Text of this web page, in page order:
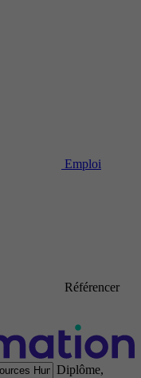
Emploi
Référencer
Diplôme,